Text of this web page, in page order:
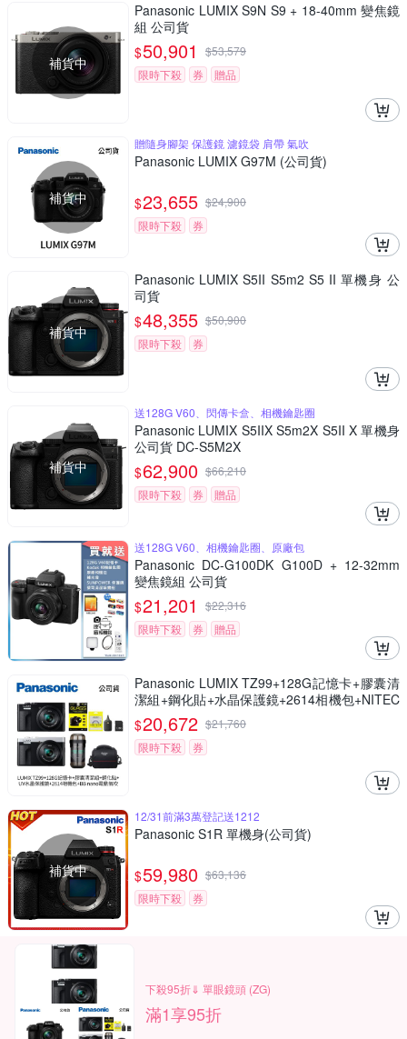
補貨中
Panasonic LUMIX S9N S9 + 18-40mm 變焦鏡
組 公司貨
$50,901 $53,579
限時下殺
券 贈品
補貨中
贈隨身腳架 保護鏡 濾鏡袋 肩帶 氣吹
Panasonic LUMIX G97M (公司貨)
$23,655 $24,900
限時下殺
券
補貨中
Panasonic LUMIX S5II S5m2 S5 II 單機身 公
司貨
$48,355 $50,900
限時下殺
券
補貨中
送128G V60、閃傳卡盒、相機鑰匙圈
Panasonic LUMIX S5IIX S5m2X S5II X 單機身
公司貨 DC-S5M2X
$62,900 $66,210
限時下殺
券 贈品
送128G V60、相機鑰匙圈、原廠包
Panasonic DC-G100DK G100D + 12-32mm
變焦鏡組 公司貨
$21,201 $22,316
限時下殺
券 贈品
Panasonic LUMIX TZ99+128G記憶卡+膠囊清
潔組+鋼化貼+水晶保護鏡+2614相機包+NITEC
ORE BB nano 迷你電動氣吹(公司貨)
$20,672 $21,760
限時下殺
券
補貨中
12/31前滿3萬登記送1212
Panasonic S1R 單機身(公司貨)
$59,980 $63,136
限時下殺
券
下殺95折⇓ 單眼鏡頭 (ZG)
滿1享95折